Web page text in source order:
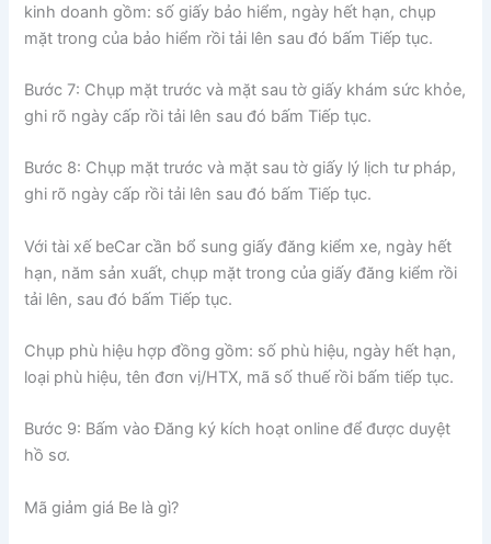
kinh doanh gồm: số giấy bảo hiểm, ngày hết hạn, chụp
mặt trong của bảo hiểm rồi tải lên sau đó bấm Tiếp tục.
Bước 7: Chụp mặt trước và mặt sau tờ giấy khám sức khỏe,
ghi rõ ngày cấp rồi tải lên sau đó bấm Tiếp tục.
Bước 8: Chụp mặt trước và mặt sau tờ giấy lý lịch tư pháp,
ghi rõ ngày cấp rồi tải lên sau đó bấm Tiếp tục.
Với tài xế beCar cần bổ sung giấy đăng kiểm xe, ngày hết
hạn, năm sản xuất, chụp mặt trong của giấy đăng kiểm rồi
tải lên, sau đó bấm Tiếp tục.
Chụp phù hiệu hợp đồng gồm: số phù hiệu, ngày hết hạn,
loại phù hiệu, tên đơn vị/HTX, mã số thuế rồi bấm tiếp tục.
Bước 9: Bấm vào Đăng ký kích hoạt online để được duyệt
hồ sơ.
Mã giảm giá Be là gì?